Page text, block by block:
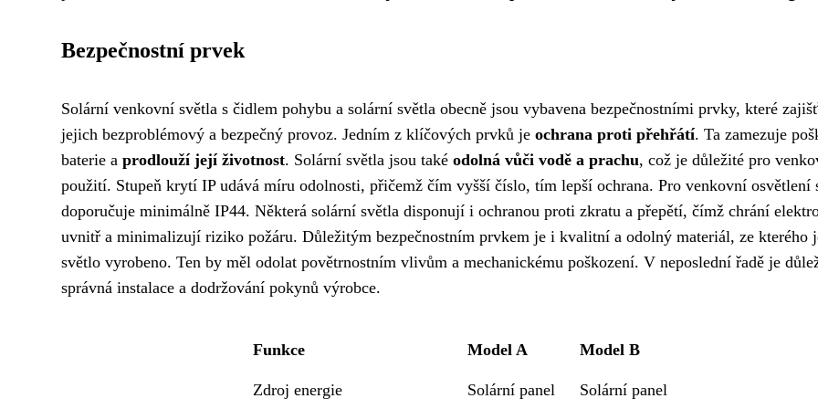
Bezpečnostní prvek
Solární venkovní světla s čidlem pohybu a solární světla obecně jsou vybavena bezpečnostními prvky, které
jejich bezproblémový a bezpečný provoz. Jedním z klíčových prvků je ochrana proti přehřátí. Ta zamezuje
baterie a prodlouží její životnost. Solární světla jsou také odolná vůči vodě a prachu, což je důležité pro
použití. Stupeň krytí IP udává míru odolnosti, přičemž čím vyšší číslo, tím lepší ochrana. Pro venkovní osvětlení
doporučuje minimálně IP44. Některá solární světla disponují i ochranou proti zkratu a přepětí, čímž chrání
uvnitř a minimalizují riziko požáru. Důležitým bezpečnostním prvkem je i kvalitní a odolný materiál, ze kterého
světlo vyrobeno. Ten by měl odolat povětrnostním vlivům a mechanickému poškození. V neposlední řadě je
správná instalace a dodržování pokynů výrobce.
Funkce Model A Model B
Zdroj energie Solární panel Solární panel